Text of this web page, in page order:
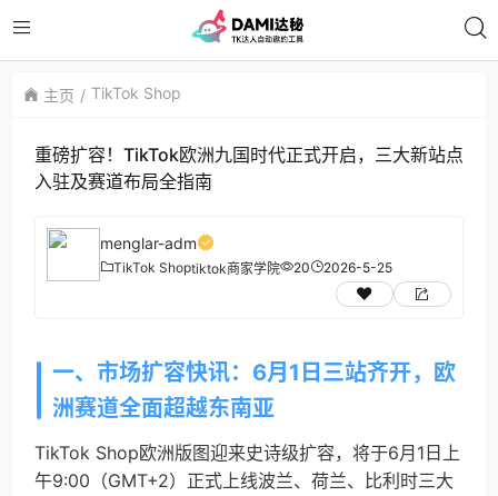
主页 TikTok Shop
重磅扩容！TikTok欧洲九国时代正式开启，三大新站点
入驻及赛道布局全指南
menglar-adm
TikTok Shoptiktok商家学院 20 2026-5-25
一、市场扩容快讯：6月1日三站齐开，欧
洲赛道全面超越东南亚
TikTok Shop欧洲版图迎来史诗级扩容，将于6月1日上
午9:00（GMT+2）正式上线波兰、荷兰、比利时三大